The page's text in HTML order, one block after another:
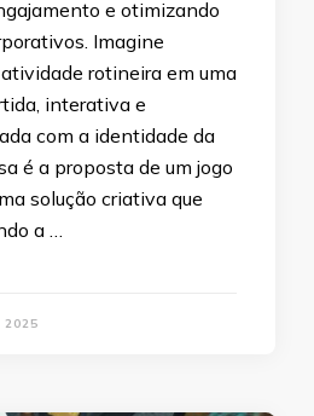
e otimizando
Imagine
rotineira em uma
interativa e
com a identidade da
é a proposta de um jogo
solução criativa que
a …
2025